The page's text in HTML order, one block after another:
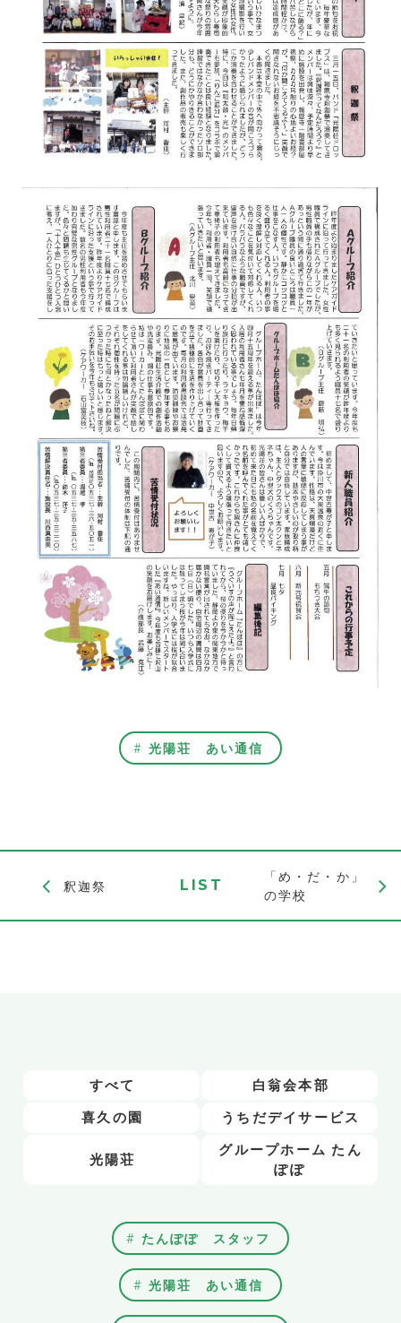
光陽荘 あい通信
釈迦祭 LIST
「め・だ・か」
の学校
すべて
白翁会本部
喜久の園
うちだデイサービス
光陽荘
グループホーム たん
ぽぽ
たんぽぽ スタッフ
光陽荘 あい通信